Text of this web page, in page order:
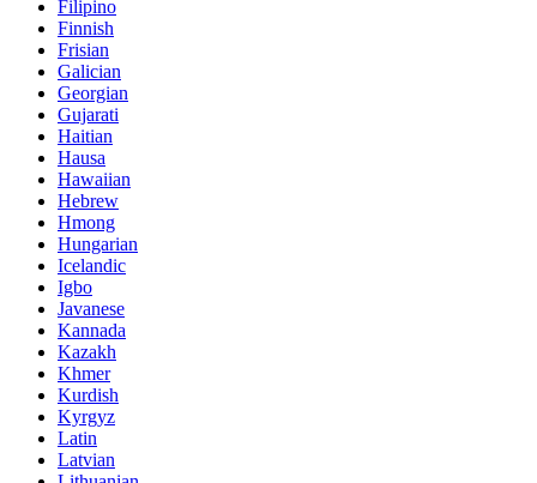
Filipino
Finnish
Frisian
Galician
Georgian
Gujarati
Haitian
Hausa
Hawaiian
Hebrew
Hmong
Hungarian
Icelandic
Igbo
Javanese
Kannada
Kazakh
Khmer
Kurdish
Kyrgyz
Latin
Latvian